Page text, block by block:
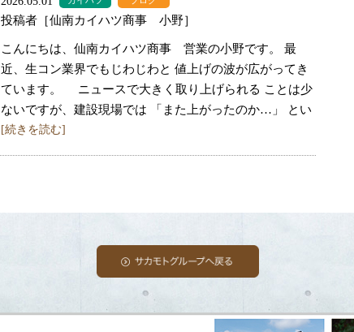
投稿者［仙南カイハツ商事 小野］
こんにちは、仙南カイハツ商事 営業の小野です。 最
近、生コン業界でもじわじわと 値上げの波が広がってき
ています。 ニュースで大きく取り上げられる ことは少
ないですが、建設現場では 「また上がったのか…」 とい
[続きを読む]